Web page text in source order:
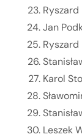
Jan
Ryszard
Karol
Leszek